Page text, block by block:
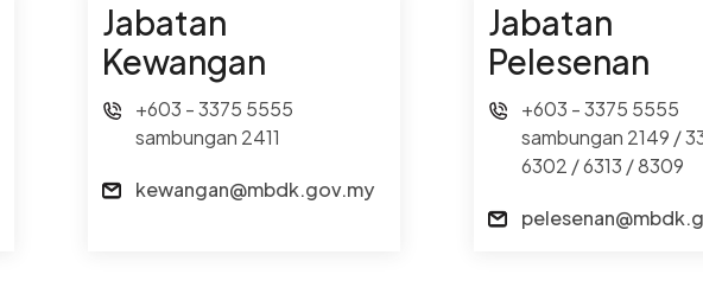
Jabatan
Kewangan
+603 - 3375 5555
sambungan 2411
kewangan@mbdk.gov.my
Jabatan
Pelesenan
+603 - 3375 5555
sambungan 2149 /
6302 / 6313 / 8309